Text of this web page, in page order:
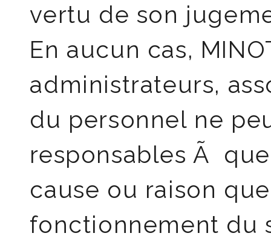
vertu de son
En aucun cas,
administrateurs,
du personnel ne
responsables Ã
cause ou raison
fonctionnement du